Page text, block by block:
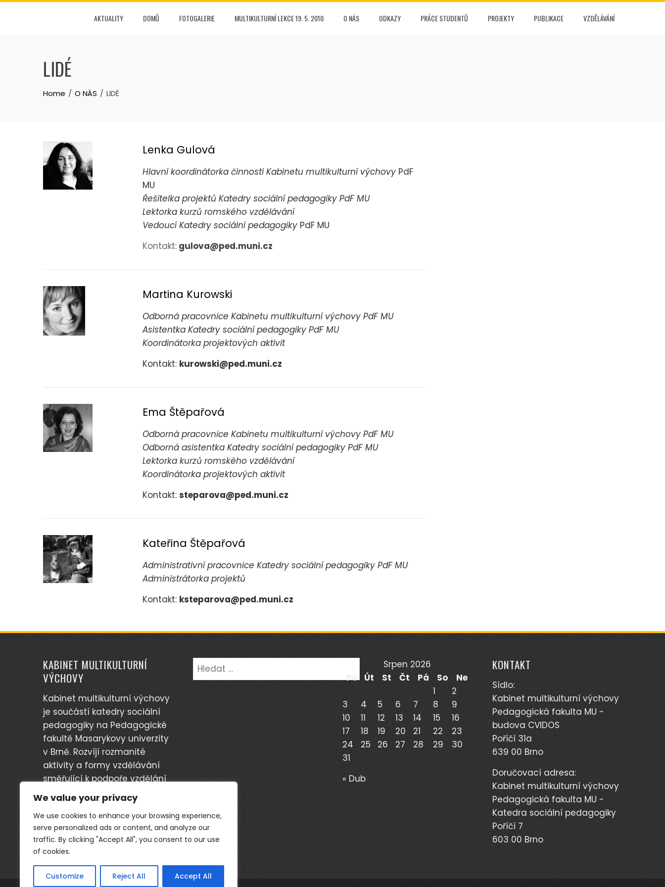
We value your privacy
We use cookies to enhance your browsing experience,
serve personalized ads or content, and analyze our
traffic. By clicking "Accept All", you consent to our use
of cookies.
Customize Reject All Accept All
Skip
AKTUALITY DOMŮ FOTOGALERIE MULTIKULTURNÍ LEKCE 19. 5. 2010 O NÁS ODKAZY PRÁCE STUDENTŮ PROJEKTY PUBLIKACE VZDĚLÁVÁNÍ
LIDÉ
Home O NÁS LIDÉ
Lenka Gulová
Hlavní koordinátorka činnosti Kabinetu multikulturní výchovyPdF
MU
Řešitelka projektů Katedry sociální pedagogiky PdF MU
Lektorka kurzů romského vzdělávání
Vedoucí Katedry sociální pedagogikyPdF MU
Kontakt: gulova@ped.muni.cz
Martina Kurowski
Odborná pracovnice Kabinetu multikulturní výchovy PdF MU
Asistentka Katedry sociální pedagogiky PdF MU
Koordinátorka projektových aktivit
Kontakt: kurowski@ped.muni.cz
Ema Štěpařová
Odborná pracovnice Kabinetu multikulturní výchovy PdF MU
Odborná asistentka Katedry sociální pedagogiky PdF MU
Lektorka kurzů romského vzdělávání
Koordinátorka projektových aktivit
Kontakt: steparova@ped.muni.cz
Kateřina Štěpařová
Administrativní pracovnice Katedry sociální pedagogiky PdF MU
Administrátorka projektů
Kontakt: ksteparova@ped.muni.cz
KABINET MULTIKULTURNÍ
VÝCHOVY
Kabinet multikulturní výchovy
je součástí katedry sociální
pedagogiky na Pedagogické
fakultě Masarykovy univerzity
v Brně. Rozvíjí rozmanité
aktivity a formy vzdělávání
směřující k podpoře vzdělání
etnických skupin a minorit v
České republice.
Vyhledávání
Srpen 2026
Po
Út St Čt Pá So
Ne
1
2
3
4 5 6 7 8
9
10
11 12 13 14 15
16
17
18 19 20 21 22
23
24
25 26 27 28 29
30
31
« Dub
KONTAKT
Sídlo:
Kabinet multikulturní výchovy
Pedagogická fakulta MU -
budova CVIDOS
Poříčí 31a
639 00 Brno
Doručovací adresa:
Kabinet multikulturní výchovy
Pedagogická fakulta MU -
Katedra sociální pedagogiky
Poříčí 7
603 00 Brno